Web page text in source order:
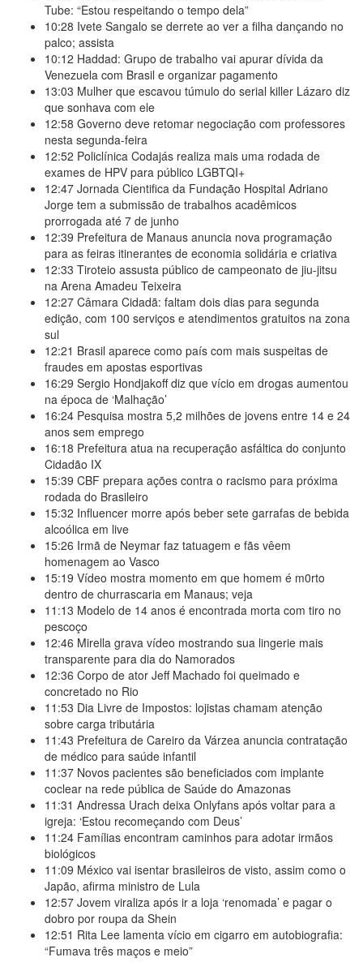
Tube: “Estou respeitando o tempo dela”
10:28 Ivete Sangalo se derrete ao ver a filha dançando no
palco; assista
10:12 Haddad: Grupo de trabalho vai apurar dívida da
Venezuela com Brasil e organizar pagamento
13:03 Mulher que escavou túmulo do serial killer Lázaro diz
que sonhava com ele
12:58 Governo deve retomar negociação com professores
nesta segunda-feira
12:52 Policlínica Codajás realiza mais uma rodada de
exames de HPV para público LGBTQI+
12:47 Jornada Cientifica da Fundação Hospital Adriano
Jorge tem a submissão de trabalhos acadêmicos
prorrogada até 7 de junho
12:39 Prefeitura de Manaus anuncia nova programação
para as feiras itinerantes de economia solidária e criativa
12:33 Tiroteio assusta público de campeonato de jiu-jitsu
na Arena Amadeu Teixeira
12:27 Câmara Cidadã: faltam dois dias para segunda
edição, com 100 serviços e atendimentos gratuitos na zona
sul
12:21 Brasil aparece como país com mais suspeitas de
fraudes em apostas esportivas
16:29 Sergio Hondjakoff diz que vício em drogas aumentou
na época de ‘Malhação’
16:24 Pesquisa mostra 5,2 milhões de jovens entre 14 e 24
anos sem emprego
16:18 Prefeitura atua na recuperação asfáltica do conjunto
Cidadão IX
15:39 CBF prepara ações contra o racismo para próxima
rodada do Brasileiro
15:32 Influencer morre após beber sete garrafas de bebida
alcoólica em live
15:26 Irmã de Neymar faz tatuagem e fãs vêem
homenagem ao Vasco
15:19 Vídeo mostra momento em que homem é m0rto
dentro de churrascaria em Manaus; veja
11:13 Modelo de 14 anos é encontrada morta com tiro no
pescoço
12:46 Mirella grava vídeo mostrando sua lingerie mais
transparente para dia do Namorados
12:36 Corpo de ator Jeff Machado foi queimado e
concretado no Rio
11:53 Dia Livre de Impostos: lojistas chamam atenção
sobre carga tributária
11:43 Prefeitura de Careiro da Várzea anuncia contratação
de médico para saúde infantil
11:37 Novos pacientes são beneficiados com implante
coclear na rede pública de Saúde do Amazonas
11:31 Andressa Urach deixa Onlyfans após voltar para a
igreja: ‘Estou recomeçando com Deus’
11:24 Famílias encontram caminhos para adotar irmãos
biológicos
11:09 México vai isentar brasileiros de visto, assim como o
Japão, afirma ministro de Lula
12:57 Jovem viraliza após ir a loja ‘renomada’ e pagar o
dobro por roupa da Shein
12:51 Rita Lee lamenta vício em cigarro em autobiografia:
“Fumava três maços e meio”